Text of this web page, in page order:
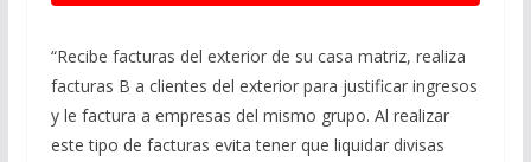
“Recibe facturas del exterior de su casa matriz, realiza
facturas B a clientes del exterior para justificar ingresos
y le factura a empresas del mismo grupo. Al realizar
este tipo de facturas evita tener que liquidar divisas